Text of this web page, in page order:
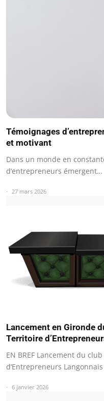
Témoignages
et motivant
Dans un monde en
d’entrepreneurs émergent…
27 mars 2026
Lancement en Gironde
Territoire
EN BREF Lancement du
d’Entrepreneurs
6 janvier 2026